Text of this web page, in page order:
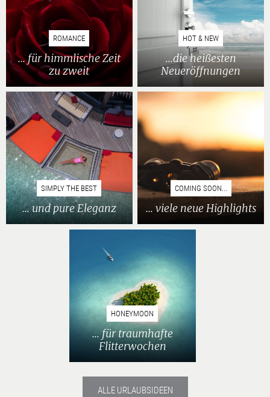
ROMANCE
... für himmlische Zeit
zu zweit
HOT & NEW
...die heißesten
Neueröffnungen
SIMPLY THE BEST
... und pure Eleganz
COMING SOON...
... viele neue Highlights
HONEYMOON
... für traumhafte
Flitterwochen
ALLE URLAUBSIDEEN